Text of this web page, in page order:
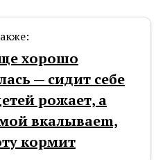
хорошо
— сидит себе
рожает, а
вкалываеm,
кормит